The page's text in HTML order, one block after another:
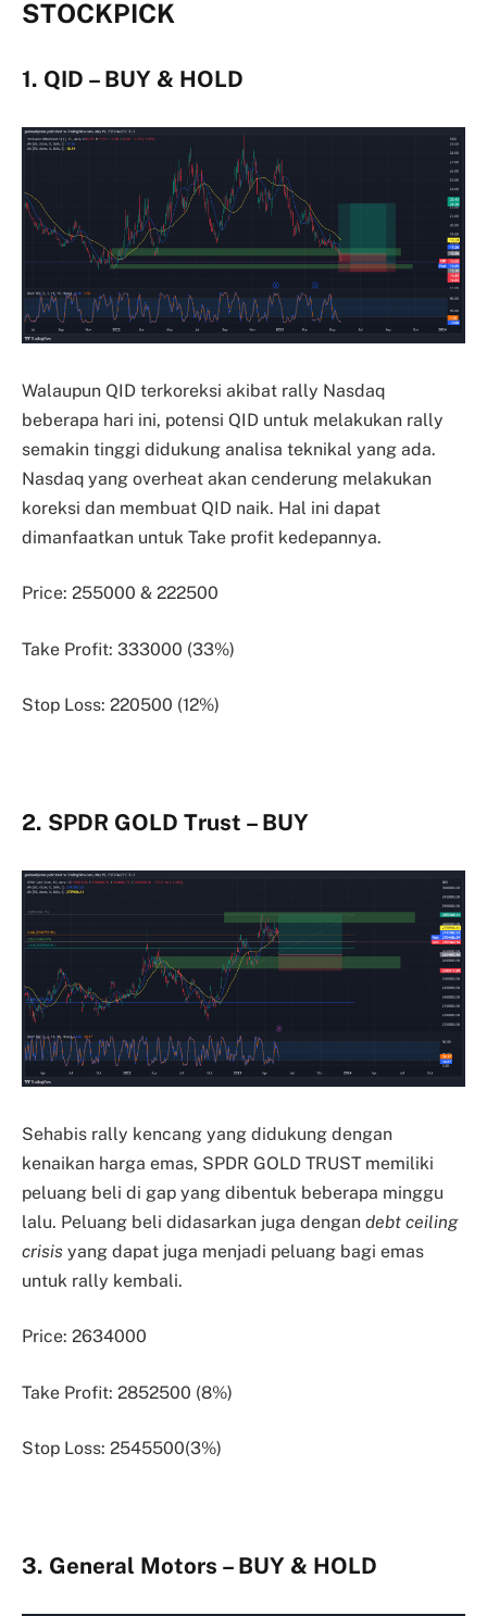
STOCKPICK
1. QID – BUY & HOLD
Walaupun QID terkoreksi akibat rally Nasdaq
beberapa hari ini, potensi QID untuk melakukan rally
semakin tinggi didukung analisa teknikal yang ada.
Nasdaq yang overheat akan cenderung melakukan
koreksi dan membuat QID naik. Hal ini dapat
dimanfaatkan untuk Take profit kedepannya.
Price: 255000 & 222500
Take Profit: 333000 (33%)
Stop Loss: 220500 (12%)
2. SPDR GOLD Trust – BUY
Sehabis rally kencang yang didukung dengan
kenaikan harga emas, SPDR GOLD TRUST memiliki
peluang beli di gap yang dibentuk beberapa minggu
lalu. Peluang beli didasarkan juga dengan debt ceiling
crisis yang dapat juga menjadi peluang bagi emas
untuk rally kembali.
Price: 2634000
Take Profit: 2852500 (8%)
Stop Loss: 2545500(3%)
3. General Motors – BUY & HOLD